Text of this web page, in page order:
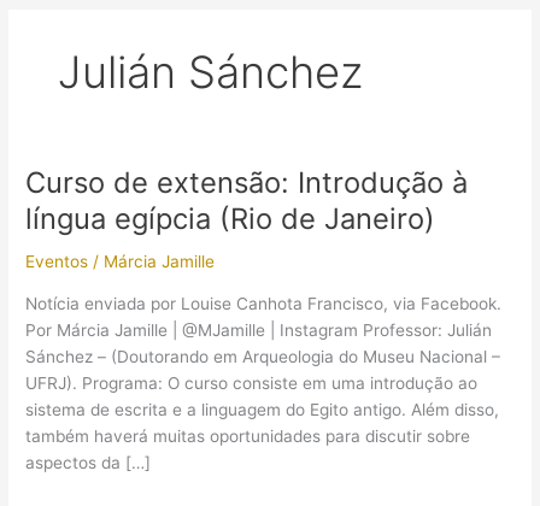
Julián Sánchez
Curso de extensão: Introdução à
língua egípcia (Rio de Janeiro)
Eventos / Márcia Jamille
Notícia enviada por Louise Canhota Francisco, via Facebook.
Por Márcia Jamille | @MJamille | Instagram Professor: Julián
Sánchez – (Doutorando em Arqueologia do Museu Nacional –
UFRJ). Programa: O curso consiste em uma introdução ao
sistema de escrita e a linguagem do Egito antigo. Além disso,
também haverá muitas oportunidades para discutir sobre
aspectos da […]